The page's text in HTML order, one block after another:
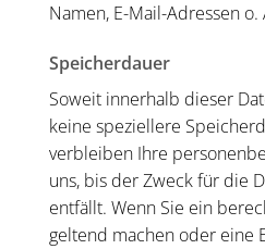
Namen, E-Mail-Adressen
Speicherdauer
Soweit innerhalb dieser
keine speziellere
verbleiben Ihre
uns, bis der Zweck für die
entfällt. Wenn Sie ein
geltend machen oder eine